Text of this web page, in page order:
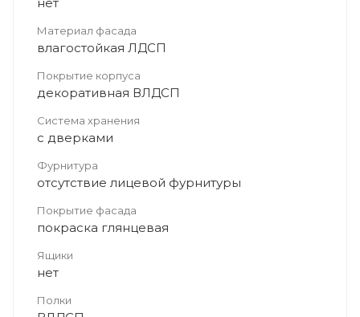
Материал фасада
влагостойкая ЛДСП
Покрытие корпуса
декоративная ВЛДСП
Система хранения
с дверками
Фурнитура
отсутствие лицевой фурнитуры
Покрытие фасада
покраска глянцевая
Ящики
нет
Полки